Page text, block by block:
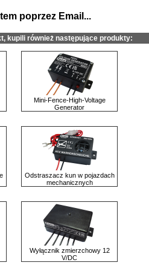
poprzez Email...
kupili również następujące produkty:
Mini-Fence-High-Voltage
Generator
Odstraszacz kun w pojazdach
mechanicznych
Wyłącznik zmierzchowy 12
V/DC